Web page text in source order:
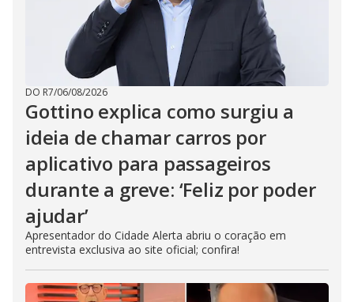
DO R7/06/08/2026
Gottino explica como surgiu a
ideia de chamar carros por
aplicativo para passageiros
durante a greve: ‘Feliz por poder
ajudar’
Apresentador do Cidade Alerta abriu o coração em
entrevista exclusiva ao site oficial; confira!